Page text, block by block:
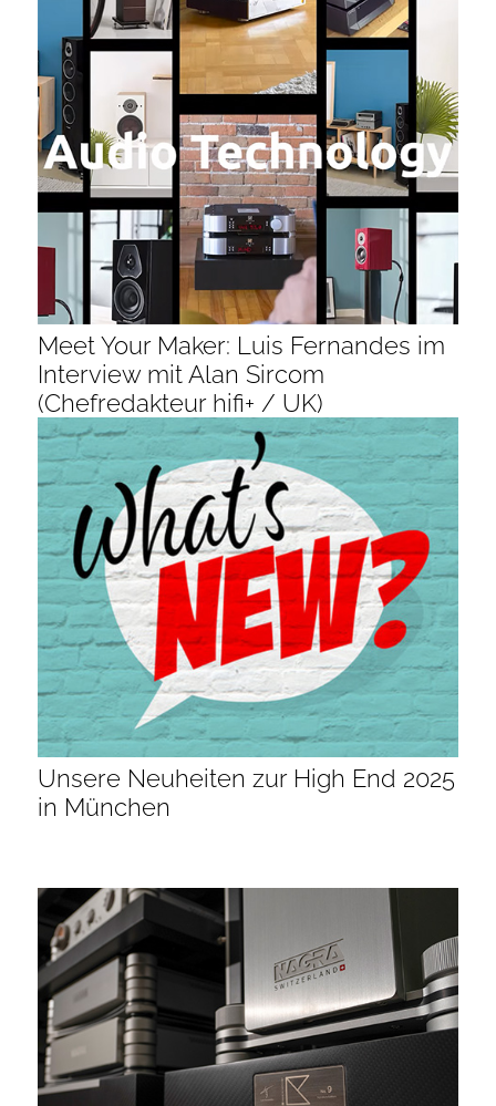
Meet Your Maker: Luis Fernandes im
Interview mit Alan Sircom
(Chefredakteur hifi+ / UK)
Unsere Neuheiten zur High End 2025
in München